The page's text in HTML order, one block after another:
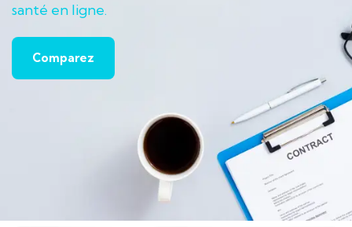
santé en ligne.
Comparez